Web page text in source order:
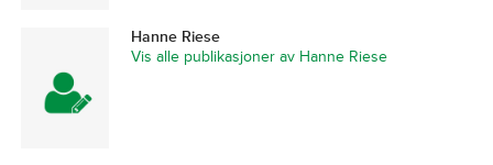
Hanne Riese
Vis alle publikasjoner av Hanne Riese